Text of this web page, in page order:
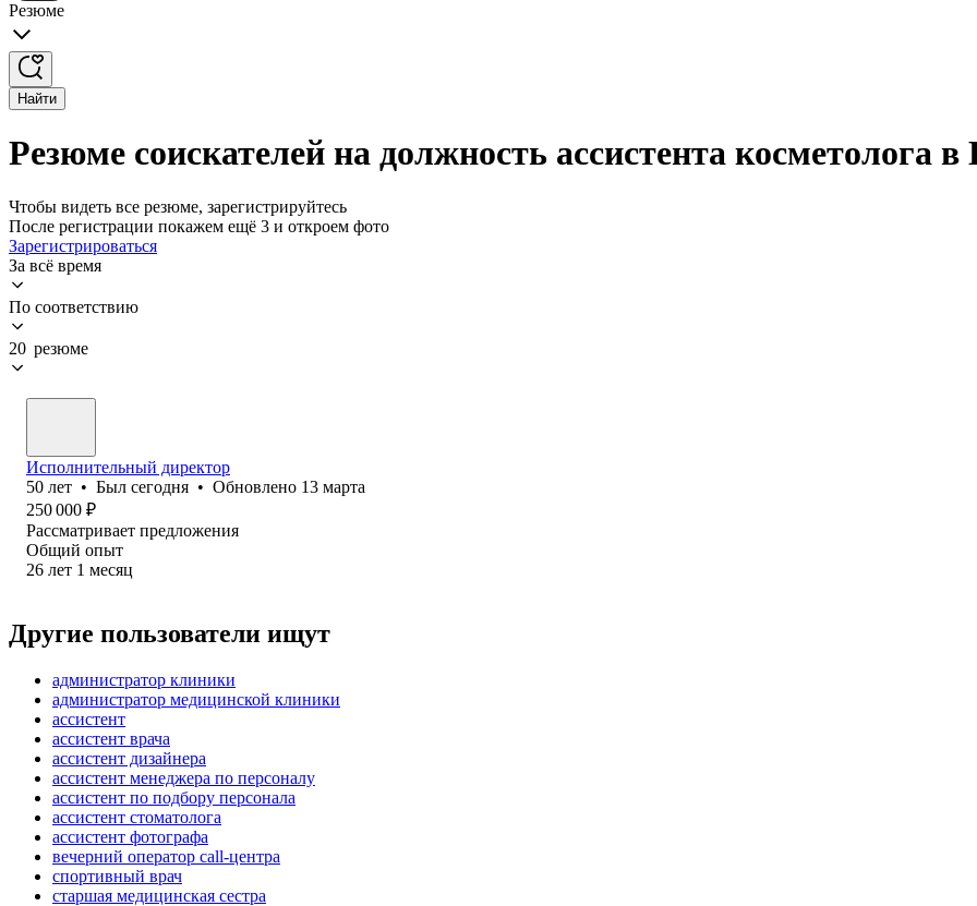
Резюме
Найти
Резюме соискателей на должность ассистента косметолога в
Чтобы видеть все резюме, зарегистрируйтесь
После регистрации покажем ещё 3 и откроем фото
Зарегистрироваться
За всё время
По соответствию
20 резюме
Исполнительный директор
50 лет • Был сегодня • Обновлено 13 марта
250 000 ₽
Рассматривает предложения
Общий опыт
26 лет 1 месяц
Другие пользователи ищут
администратор клиники
администратор медицинской клиники
ассистент
ассистент врача
ассистент дизайнера
ассистент менеджера по персоналу
ассистент по подбору персонала
ассистент стоматолога
ассистент фотографа
вечерний оператор call-центра
спортивный врач
старшая медицинская сестра